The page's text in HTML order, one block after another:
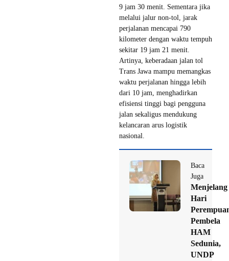
9 jam 30 menit. Sementara jika
melalui jalur non-tol, jarak
perjalanan mencapai 790
kilometer dengan waktu tempuh
sekitar 19 jam 21 menit.
Artinya, keberadaan jalan tol
Trans Jawa mampu memangkas
waktu perjalanan hingga lebih
dari 10 jam, menghadirkan
efisiensi tinggi bagi pengguna
jalan sekaligus mendukung
kelancaran arus logistik
nasional.
Baca
Juga
Menjelang
Hari
Pembela
HAM
Sedunia,
UNDP